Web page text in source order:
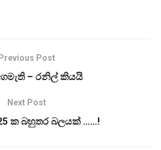
Previous Post
– රනිල් කියයි
Next Post
ක බහුතර බලයක් ……!